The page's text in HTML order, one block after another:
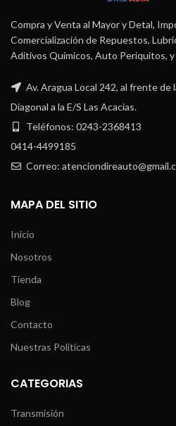
Compra y Venta al Mayor y Detal,
Comercialización de Repuestos,
Aditivos Químicos, Auto Periquitos,
Av. Aragua Local 242, al frente de
Diagonal a la E/S Las Acacias.
Teléfonos: 0243-2368413
0414-4499185
Correo:
MAPA DEL SITIO
Inicio
Nosotros
Tienda
Blog
Contacto
Nuestras Políticas
CATEGORIAS
Transmisión